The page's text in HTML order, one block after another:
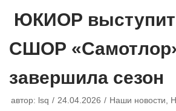
ЮКИОР выступит
СШОР
завершила сезон
автор: lsq 24.04.2026 Наши новости,